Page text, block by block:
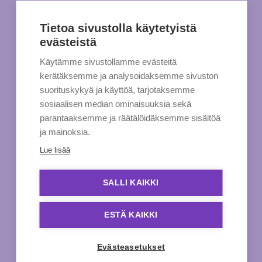
Tietoa sivustolla käytetyistä
evästeistä
Käytämme sivustollamme evästeitä
kerätäksemme ja analysoidaksemme sivuston
suorituskykyä ja käyttöä, tarjotaksemme
sosiaalisen median ominaisuuksia sekä
parantaaksemme ja räätälöidäksemme sisältöä
ja mainoksia.
Lue lisää
SALLI KAIKKI
ESTÄ KAIKKI
Evästeasetukset